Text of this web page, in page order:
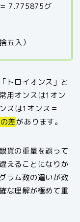
7.775875グ
五入）
トロイオンス」と
用オンスは1オン
スは1オンス＝
差があります。
貨の重量を誤って
えることになりか
ラム数の違いが数
な理解が極めて重